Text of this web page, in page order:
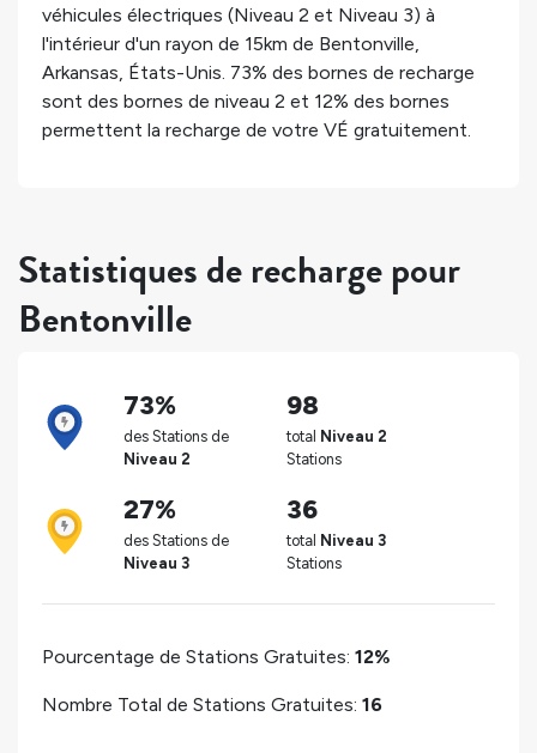
véhicules électriques (Niveau 2 et Niveau 3) à
l'intérieur d'un rayon de 15km de Bentonville,
Arkansas, États-Unis. 73% des bornes de recharge
sont des bornes de niveau 2 et 12% des bornes
permettent la recharge de votre VÉ gratuitement.
Statistiques de recharge pour
Bentonville
73%
des Stations de
Niveau 2
98
total Niveau 2
Stations
27%
des Stations de
Niveau 3
36
total Niveau 3
Stations
Pourcentage de Stations Gratuites: 12%
Nombre Total de Stations Gratuites: 16